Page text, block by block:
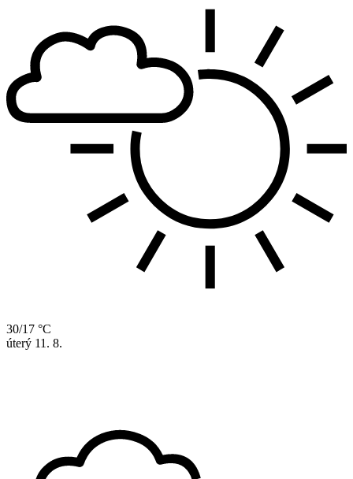
30/17 °C
úterý 11. 8.